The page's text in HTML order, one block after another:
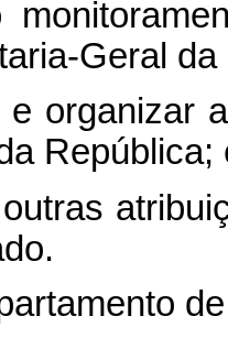
Geral
e organizar
República;